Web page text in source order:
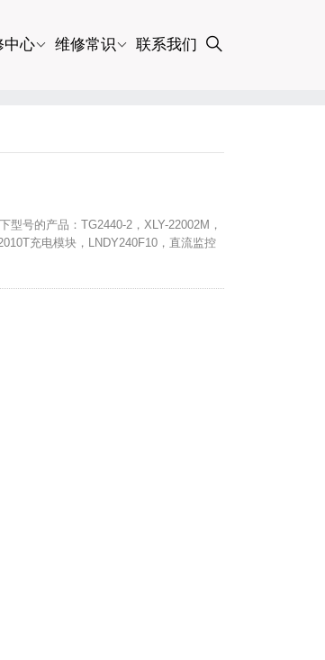
中心 维修常识 联系我们
号的产品：TG2440-2，XLY-22002M，
充电模块，LNDY240F10，直流监控